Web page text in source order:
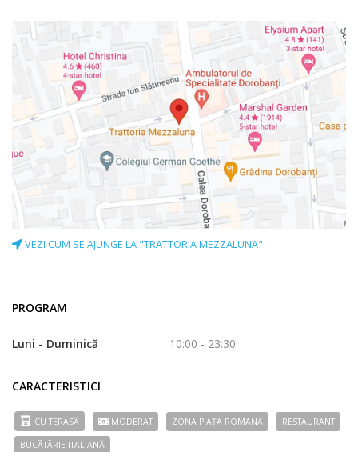
VEZI CUM SE AJUNGE LA "TRATTORIA MEZZALUNA"
PROGRAM
Luni - Duminică 10:00 - 23:30
CARACTERISTICI
CU TERASĂ MODERAT ZONA PIAȚA ROMANĂ RESTAURANT
BUCÃTÃRIE ITALIANĂ